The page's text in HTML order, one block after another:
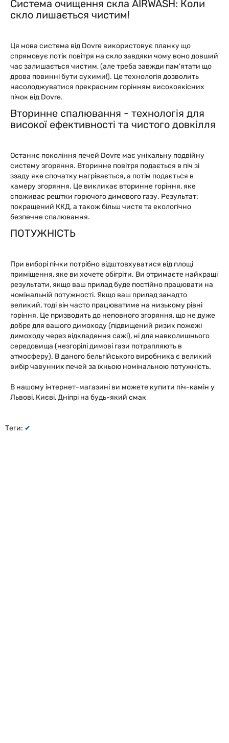
Система очищення скла AIRWASH: Коли
скло лишається чистим!
Ця нова система від Dovre використовує планку що
спрямовує потік повітря на скло завдяки чому воно довший
час залишається чистим, (але треба завжди пам'ятати що
дрова повинні бути сухими!). Це технологія дозволить
насолоджуватися прекрасним горінням високоякісних
пічок від Dovre.
Вторинне спалювання - технологія для
високої ефективності та чистого довкілля
Останнє покоління печей Dovre має унікальну подвійну
систему згоряння. Вторинне повітря подається в піч зі
ззаду яке спочатку нагрівається, а потім подається в
камеру згоряння. Це викликає вторинне горіння, яке
споживає рештки горючого димового газу. Результат:
покращений ККД, а також більш чисте та екологічно
безпечне спалювання.
ПОТУЖНІСТЬ
При виборі пічки потрібно відштовхуватися від площі
приміщення, яке ви хочете обігріти. Ви отримаєте найкращі
результати, якщо ваш прилад буде постійно працювати на
номінальній потужності. Якщо ваш прилад занадто
великий, тоді він часто працюватиме на низькому рівні
горіння. Це призводить до неповного згоряння, що не дуже
добре для вашого димоходу (підвищений ризик пожежі
димоходу через відкладення сажі), ні для навколишнього
середовища (незгорілі димові гази потрапляють в
атмосферу). В даного бельгійського виробника є великий
вибір чавунних печей за їхньою номінальною потужність.
В нашому інтернет-магазині ви можете купити піч-камін у
Львові, Києві, Дніпрі на будь-який смак
Теги: ✔